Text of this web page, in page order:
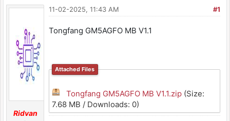
Ridvan
#1
11-02-2025, 11:43 AM
Tongfang GM5AGFO MB V1.1
Attached Files
Tongfang GM5AGFO MB V1.1.zip(Size:
7.68 MB / Downloads: 0)